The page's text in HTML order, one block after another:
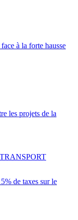
à la forte hausse
les projets de la
de taxes sur le